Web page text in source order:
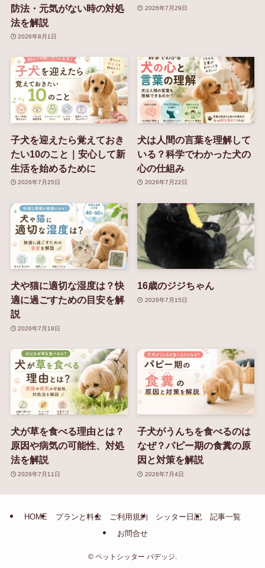
防法・元気がない時の対処
法を解説
2026年8月1日
2026年7月29日
子犬を迎えたら覚えておき
たい10のこと｜安心して新
生活を始めるために
2026年7月25日
犬は人間の言葉を理解して
いる？科学でわかった犬の
心の仕組み
2026年7月22日
犬や猫に適切な湿度は？快
適に過ごすための目安を解
説
2026年7月18日
16歳のジジちゃん
2026年7月15日
犬が草を食べる理由とは？
原因や病気の可能性、対処
法を解説
2026年7月11日
子犬がうんちを食べるのは
なぜ？パピー期の食糞の原
因と対策を解説
2026年7月4日
HOME プランと料金 ご利用規約 シッター日記
記事一覧
お問合せ
© ペットシッター バデッジ.